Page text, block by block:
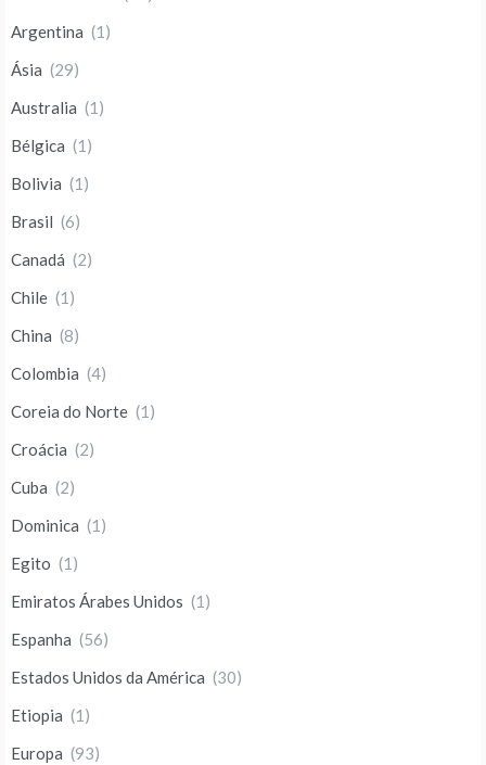
Argentina (1)
Ásia (29)
Australia (1)
Bélgica (1)
Bolivia (1)
Brasil (6)
Canadá (2)
Chile (1)
China (8)
Colombia (4)
Coreia do Norte (1)
Croácia (2)
Cuba (2)
Dominica (1)
Egito (1)
Emiratos Árabes Unidos (1)
Espanha (56)
Estados Unidos da América (30)
Etiopia (1)
Europa (93)